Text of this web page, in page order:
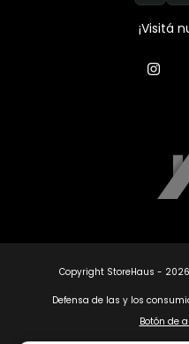
¡Visitá
Copyright StoreHaus -
Defensa de las y los
Botón de